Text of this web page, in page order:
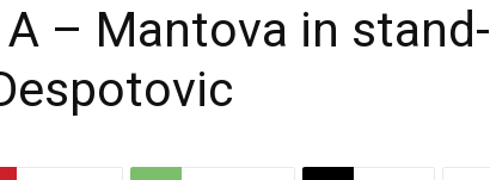
Voce
– Mantova in stand-